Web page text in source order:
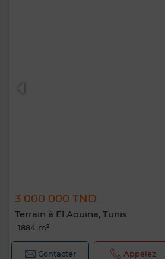
3 000 000 TND
Terrain à El Aouina, Tunis
1884 m²
Contacter Appelez